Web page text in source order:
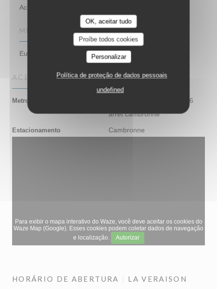
OK, aceitar tudo
Proíbe todos cookies
Personalizar
Política de proteção de dados pessoais
undefined
Acesso para pessoas com mobilidade reduzida
MÉTODOS DE PAGAMENTO
Eurocard/Mastercard, Dinheiro, Visa, Cartão Azul
ACESSO
Metro
ligne 8 arret commerce et 6
arret cambronne
Estacionamento Cambronne
Para exibir o mapa interativo do Waze, você deve aceitar os cookies do
Waze Map (Google). Esses cookies podem coletar dados de navegação
e localização.
Autorizar
HORÁRIO DE ABERTURA LA VERAISON